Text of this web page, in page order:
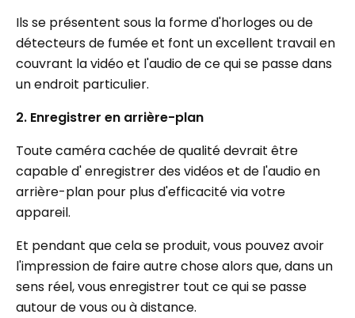
Ils se présentent sous la forme d'horloges ou de
détecteurs de fumée et font un excellent travail en
couvrant la vidéo et l'audio de ce qui se passe dans
un endroit particulier.
2. Enregistrer en arrière-plan
Toute caméra cachée de qualité devrait être
capable d' enregistrer des vidéos et de l'audio en
arrière-plan pour plus d'efficacité via votre
appareil.
Et pendant que cela se produit, vous pouvez avoir
l'impression de faire autre chose alors que, dans un
sens réel, vous enregistrer tout ce qui se passe
autour de vous ou à distance.